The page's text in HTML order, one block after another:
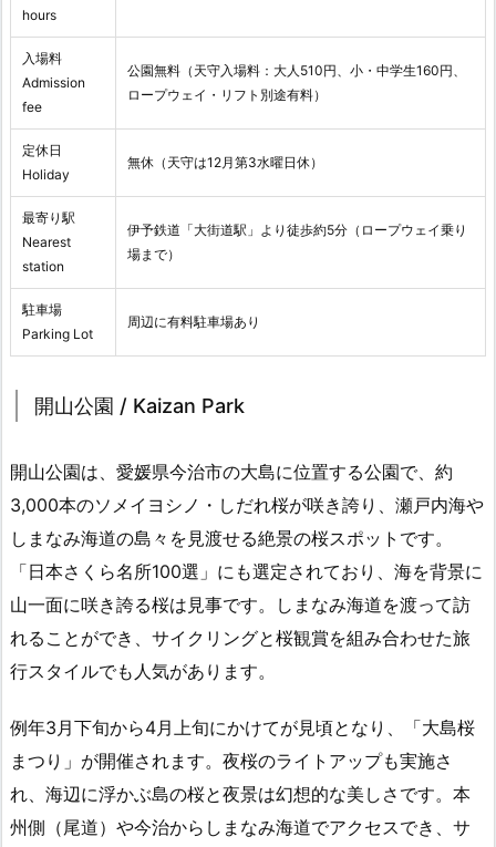
hours
入場料
Admission
fee
公園無料（天守入場料：大人510円、小・中学生160円、
ロープウェイ・リフト別途有料）
定休日
Holiday
無休（天守は12月第3水曜日休）
最寄り駅
Nearest
station
伊予鉄道「大街道駅」より徒歩約5分（ロープウェイ乗り
場まで）
駐車場
Parking Lot
周辺に有料駐車場あり
開山公園 / Kaizan Park
開山公園は、愛媛県今治市の大島に位置する公園で、約
3,000本のソメイヨシノ・しだれ桜が咲き誇り、瀬戸内海や
しまなみ海道の島々を見渡せる絶景の桜スポットです。
「日本さくら名所100選」にも選定されており、海を背景に
山一面に咲き誇る桜は見事です。しまなみ海道を渡って訪
れることができ、サイクリングと桜観賞を組み合わせた旅
行スタイルでも人気があります。
例年3月下旬から4月上旬にかけてが見頃となり、「大島桜
まつり」が開催されます。夜桜のライトアップも実施さ
れ、海辺に浮かぶ島の桜と夜景は幻想的な美しさです。本
州側（尾道）や今治からしまなみ海道でアクセスでき、サ